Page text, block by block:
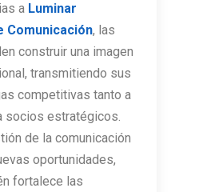
a Luminar
Comunicación, las
construir una imagen
transmitiendo sus
competitivas tanto a
socios estratégicos.
de la comunicación
oportunidades,
fortalece las